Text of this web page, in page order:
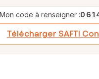
Mon code à renseigner :
Télécharger SAFTI